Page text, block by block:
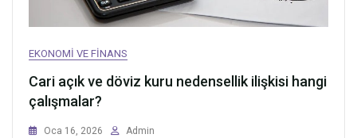
EKONOMI VE FINANS
Cari açık ve döviz kuru nedensellik ilişkisi hangi
çalışmalar?
Oca 16, 2026
Admin